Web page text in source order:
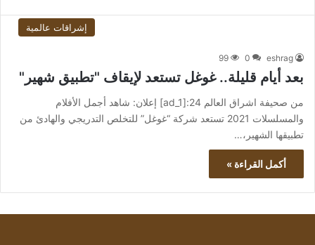
إشراقات عالمية
eshrag
0
99
بعد أيام قليلة.. غوغل تستعد لإيقاف "تطبيق شهير"
من صحيفة اشراق العالم 24:[ad_1] إعلان: شاهد أجمل الأفلام
والمسلسلات 2021 تستعد شركة “غوغل” للتخلص التدريجي والهادئ من
تطبيقها الشهير،…
أكمل القراءة »